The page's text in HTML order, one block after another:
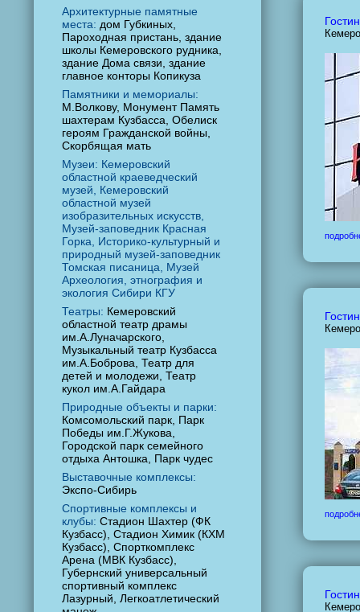
Архитектурные памятные
места: дом Губкиных,
Пароходная пристань, здание
школы Кемеровского рудника,
здание Дома связи, здание
главное конторы Копикуза
Памятники и мемориалы:
М.Волкову, Монумент Память
шахтерам Кузбасса, Обелиск
героям Гражданской войны,
Скорбящая мать
Музеи: Кемеровский
областной краеведческий
музей, Кемеровский
областной музей
изобразительных искусств,
Музей-заповедник Красная
Горка, Историко-культурный и
природный музей-заповедник
Томская писаница, Музей
Археология, этнография и
экология Сибири КГУ
Театры: Кемеровский
областной театр драмы
им.А.Луначарского,
Музыкальный театр Кузбасса
им.А.Боброва, Театр для
детей и молодежи, Театр
кукол им.А.Гайдара
Природные объекты и парки:
Комсомольский парк, Парк
Победы им.Г.Жукова,
Городской парк семейного
отдыха Антошка, Парк чудес
Выставочные комплексы:
Экспо-Сибирь
Спортивные комплексы и
клубы: Стадион Шахтер (ФК
Кузбасс), Стадион Химик (КХМ
Кузбасс), Спорткомплекс
Арена (МВК Кузбасс),
Губернский универсальный
спортивный комплекс
Лазурный, Легкоатлетический